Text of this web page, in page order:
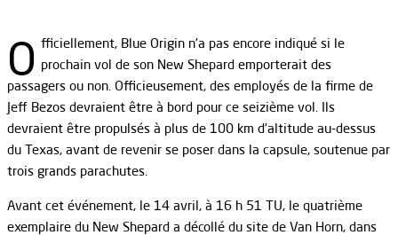
O fficiellement, Blue Origin n’a pas encore indiqué si le
prochain vol de son New Shepard emporterait des
passagers ou non. Officieusement, des employés de la firme de
Jeff Bezos devraient être à bord pour ce seizième vol. Ils
devraient être propulsés à plus de 100 km d’altitude au-dessus
du Texas, avant de revenir se poser dans la capsule, soutenue par
trois grands parachutes.
Avant cet événement, le 14 avril, à 16 h 51 TU, le quatrième
exemplaire du New Shepard a décollé du site de Van Horn, dans